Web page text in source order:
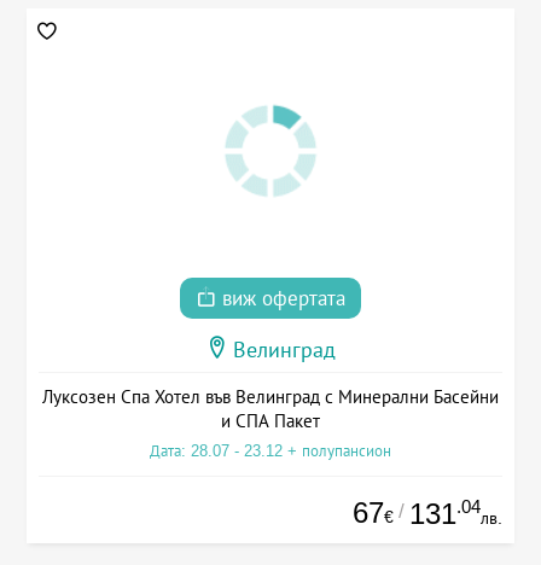
виж офертата
Велинград
Луксозен Спа Хотел във Велинград с Минерални Басейни
и СПА Пакет
Дата: 28.07 - 23.12 + полупансион
67€ / 131.04
лв.